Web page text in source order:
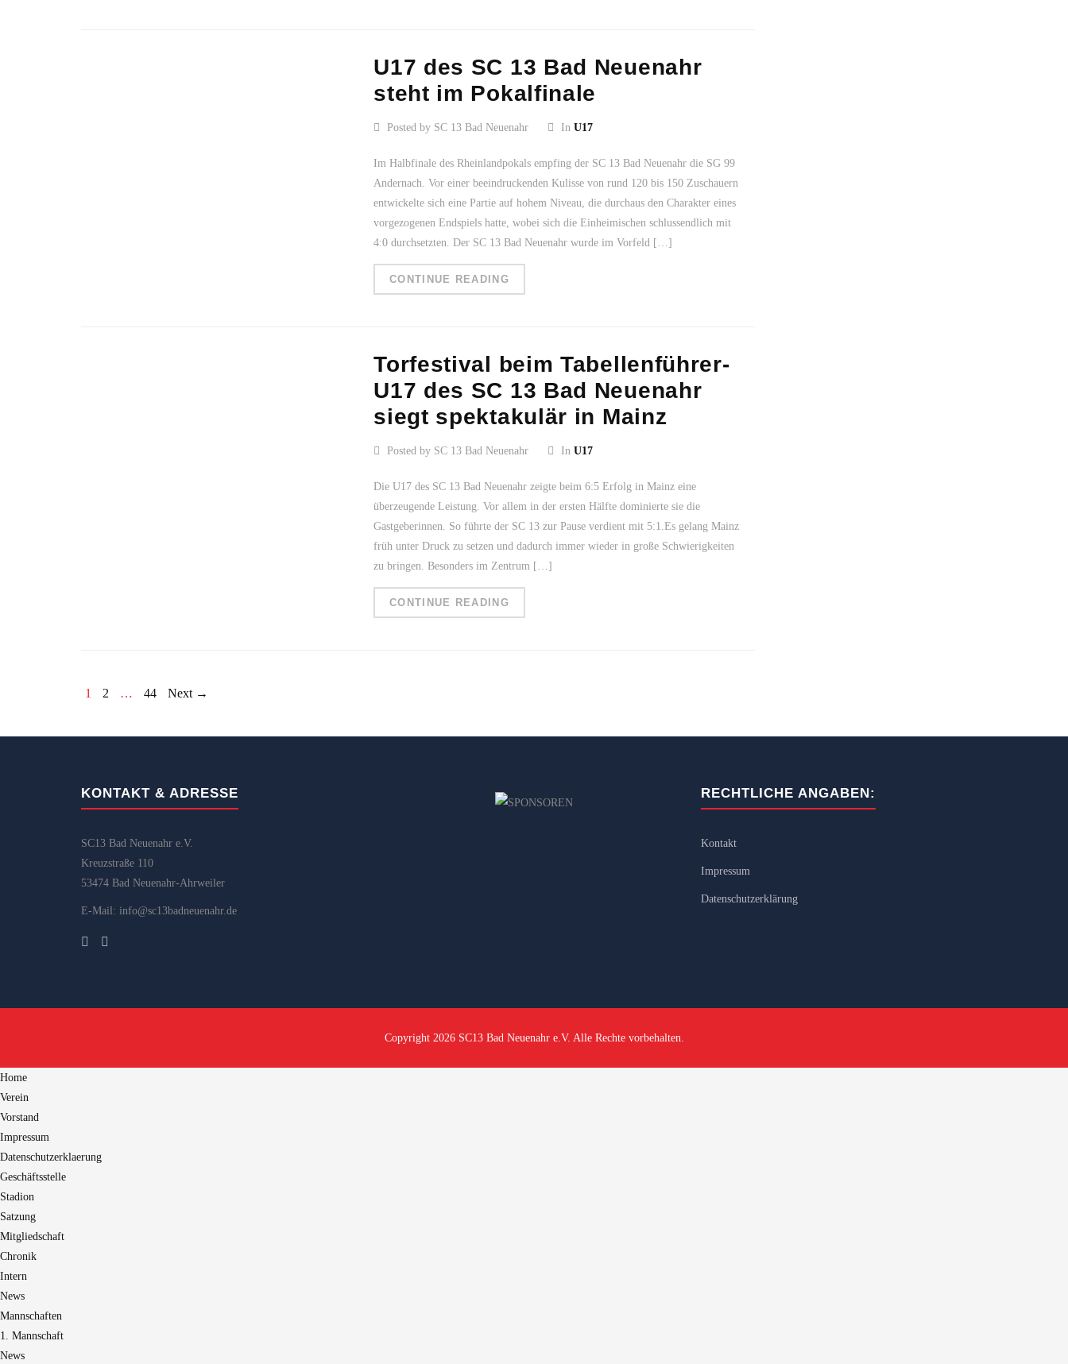
U17 des SC 13 Bad Neuenahr
steht im Pokalfinale
Posted by SC 13 Bad Neuenahr InU17
Im Halbfinale des Rheinlandpokals empfing der SC 13 Bad Neuenahr die SG 99
Andernach. Vor einer beeindruckenden Kulisse von rund 120 bis 150 Zuschauern
entwickelte sich eine Partie auf hohem Niveau, die durchaus den Charakter eines
vorgezogenen Endspiels hatte, wobei sich die Einheimischen schlussendlich mit
4:0 durchsetzten. Der SC 13 Bad Neuenahr wurde im Vorfeld […]
CONTINUE READING
Torfestival beim Tabellenführer-
U17 des SC 13 Bad Neuenahr
siegt spektakulär in Mainz
Posted by SC 13 Bad Neuenahr InU17
Die U17 des SC 13 Bad Neuenahr zeigte beim 6:5 Erfolg in Mainz eine
überzeugende Leistung. Vor allem in der ersten Hälfte dominierte sie die
Gastgeberinnen. So führte der SC 13 zur Pause verdient mit 5:1.Es gelang Mainz
früh unter Druck zu setzen und dadurch immer wieder in große Schwierigkeiten
zu bringen. Besonders im Zentrum […]
CONTINUE READING
1 2 … 44 Next →
KONTAKT & ADRESSE
SC13 Bad Neuenahr e.V.
Kreuzstraße 110
53474 Bad Neuenahr-Ahrweiler
E-Mail: info@sc13badneuenahr.de
RECHTLICHE ANGABEN:
Kontakt
Impressum
Datenschutzerklärung
Copyright 2026 SC13 Bad Neuenahr e.V. Alle Rechte vorbehalten.
Home
Verein
Vorstand
Impressum
Datenschutzerklaerung
Geschäftsstelle
Stadion
Satzung
Mitgliedschaft
Chronik
Intern
News
Mannschaften
1. Mannschaft
News